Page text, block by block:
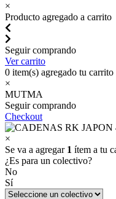
×
Producto agregado a carrito
Seguir comprando
Ver carrito
0 item(s) agregado tu carrito
×
MUTMA
Seguir comprando
Checkout
×
Se va a agregar 1 ítem a tu
¿Es para un colectivo?
No
Sí